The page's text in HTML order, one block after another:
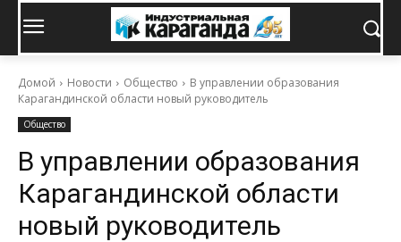
Домой Новости Общество
В управлении образования
Карагандинской области новый руководитель
Общество
В управлении образования
Карагандинской области
новый руководитель